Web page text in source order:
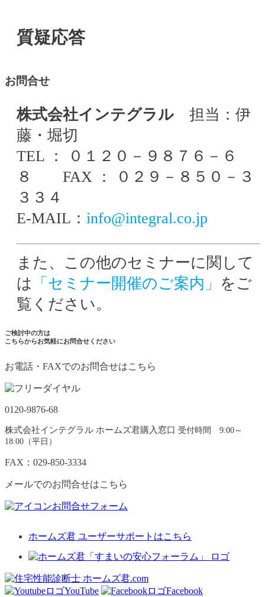
質疑応答
お問合せ
株式会社インテグラル 担当：伊
藤・堀切
TEL ： ０１２０－９８７６－６
８ FAX ： ０２９－８５０－３
３３４
E-MAIL： info@integral.co.jp
また、この他のセミナーに関して
は
「セミナー開催のご案内」
をご
覧ください。
ご検討中の方は
こちらからお気軽にお問合せください
お電話・FAXでのお問合せはこちら
0120-9876-68
株式会社インテグラル ホームズ君購入窓口 受付時間 9:00～
18:00（平日）
FAX：029-850-3334
メールでのお問合せはこちら
お問合せフォーム
ホームズ君 ユーザーサポートはこちら
YouTube
Facebook